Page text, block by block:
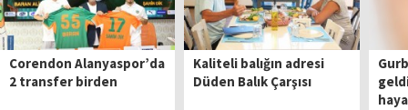
Corendon Alanyaspor’da
2 transfer birden
Kaliteli balığın adresi
Düden Balık Çarşısı